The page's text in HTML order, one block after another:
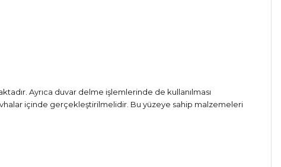
Ayrıca duvar delme işlemlerinde de kullanılması
içinde gerçekleştirilmelidir. Bu yüzeye sahip malzemeleri